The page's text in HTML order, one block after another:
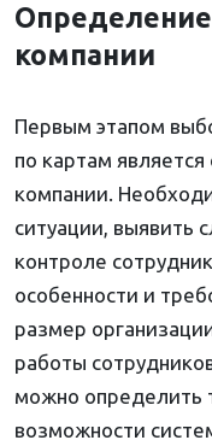
компании
Первым этапом
по картам
компании.
ситуации, выявить
контроле
особенности и
размер
работы
можно определить
возможности